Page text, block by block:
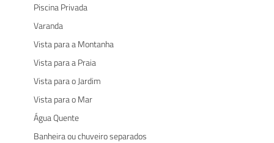
Piscina Privada
Varanda
Vista para a Montanha
Vista para a Praia
Vista para o Jardim
Vista para o Mar
Água Quente
Banheira ou chuveiro separados